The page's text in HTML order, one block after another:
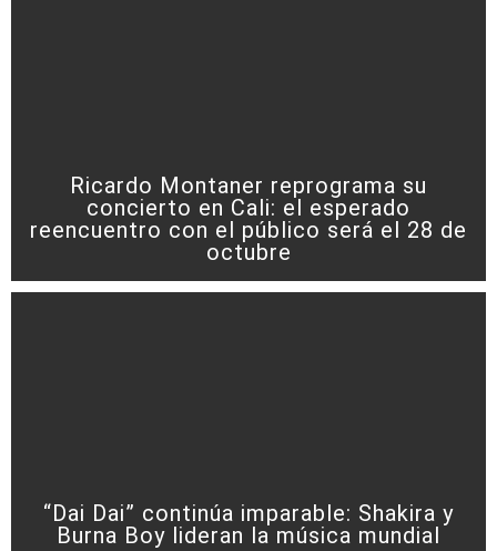
Ricardo Montaner reprograma su
concierto en Cali: el esperado
reencuentro con el público será el 28 de
octubre
“Dai Dai” continúa imparable: Shakira y
Burna Boy lideran la música mundial